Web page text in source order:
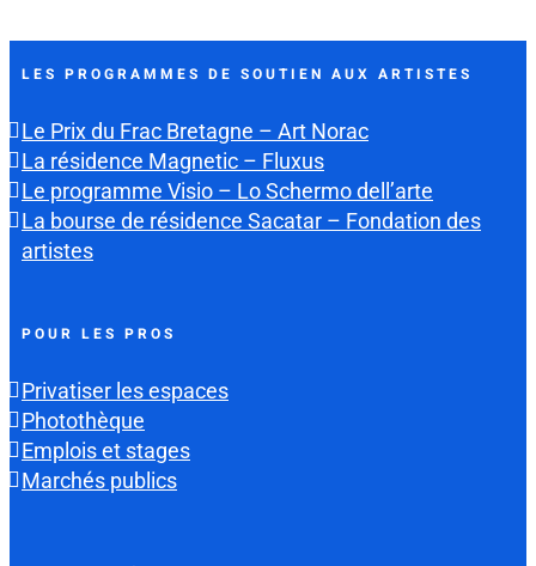
LES PROGRAMMES DE SOUTIEN AUX ARTISTES
Le Prix du Frac Bretagne – Art Norac
La résidence Magnetic – Fluxus
Le programme Visio – Lo Schermo dell’arte
La bourse de résidence Sacatar – Fondation des
artistes
POUR LES PROS
Privatiser les espaces
Photothèque
Emplois et stages
Marchés publics